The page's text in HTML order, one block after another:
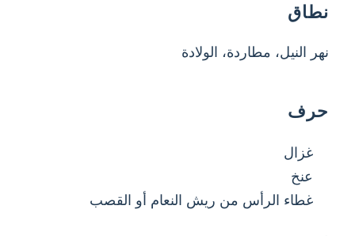
نطاق
نهر النيل، مطاردة، الولادة
حرف
غزال
عنخ
غطاء الرأس من ريش النعام أو القصب